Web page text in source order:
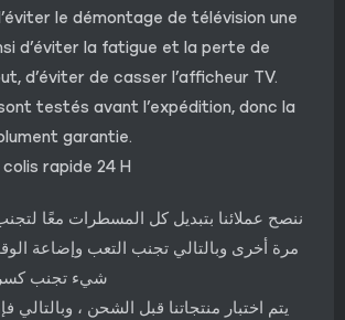
le démontage de télévision une
d’éviter la fatigue et la perte de
d’éviter de casser l’afficheur TV.
testés avant l’expédition, donc la
garantie.
rapide 24 H
ننصح عملائنا بتبديل كل المسطرات معًا
مرة أخرى وبالتالي تجنب التعب وإضاعة
شيء تجنب كسر
يتم اختبار منتجاتنا قبل الشحن ،